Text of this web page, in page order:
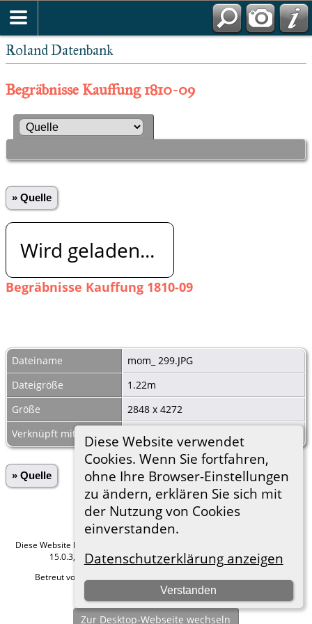
Roland Datenbank
Diese Website verwendet
Cookies. Wenn Sie fortfahren,
ohne Ihre Browser-Einstellungen
zu ändern, erklären Sie sich mit
der Nutzung von Cookies
einverstanden.
Datenschutzerklärung anzeigen
Verstanden
Begräbnisse Kauffung 1810-09
» Quelle
Wird geladen...
Begräbnisse Kauffung 1810-09
Dateiname
mom_ 299.JPG
Dateigröße
1.22m
Größe
2848 x 4272
Verknüpft mit
Begräbnisse Kauffung 1810-09
» Quelle
Diese Website läuft mit
15.0.3, programmiert von Darrin Lythgoe © 2001-2026.
Betreut von
Hier geht es zum Impressum
Zur Desktop-Webseite wechseln